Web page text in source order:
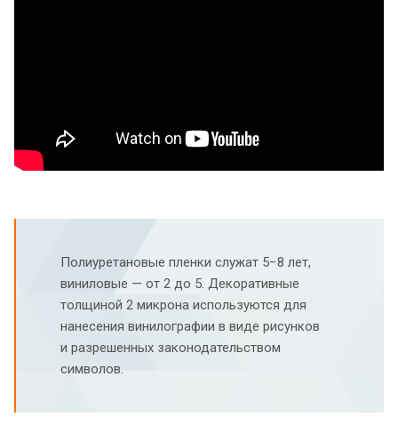
Полиуретановые пленки служат 5−8 лет,
виниловые — от 2 до 5. Декоративные
толщиной 2 микрона используются для
нанесения винилографии в виде рисунков
и разрешенных законодательством
символов.